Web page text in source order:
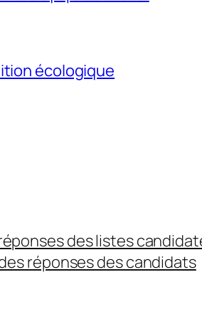
écologique
des listes
réponses des candidats